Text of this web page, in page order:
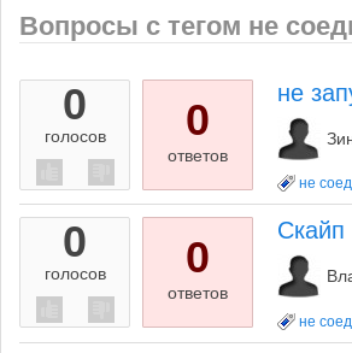
Вопросы с тегом не
0
голосов 0
ответов
не
не
0
голосов 0
ответов
Скайп
не